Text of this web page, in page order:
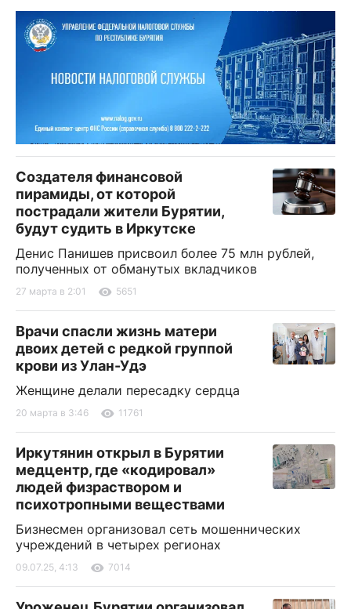
Создателя финансовой
пирамиды, от которой
пострадали жители Бурятии,
будут судить в Иркутске
Денис Панишев присвоил более 75 млн рублей,
полученных от обманутых вкладчиков
27 марта в 2:01 5651
Врачи спасли жизнь матери
двоих детей с редкой группой
крови из Улан-Удэ
Женщине делали пересадку сердца
20 марта в 3:46 11761
Иркутянин открыл в Бурятии
медцентр, где «кодировал»
людей физраствором и
психотропными веществами
Бизнесмен организовал сеть мошеннических
учреждений в четырех регионах
09.07.25, 4:13 7014